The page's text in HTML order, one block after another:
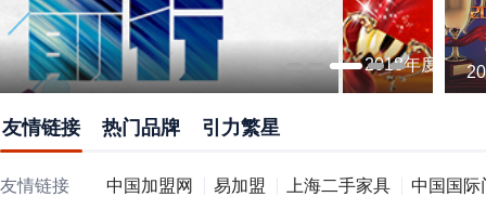
2018年度中国木门经销商推荐十大品牌
友情链接 热门品牌 引力繁星
友情链接 中国加盟网 易加盟 上海二手家具
中国国际